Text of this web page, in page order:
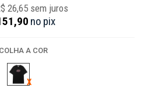
26,65 sem juros
no pix
A COR